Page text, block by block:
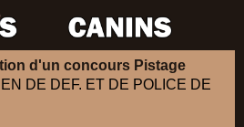
d'un concours Pistage
DE DEF. ET DE POLICE DE